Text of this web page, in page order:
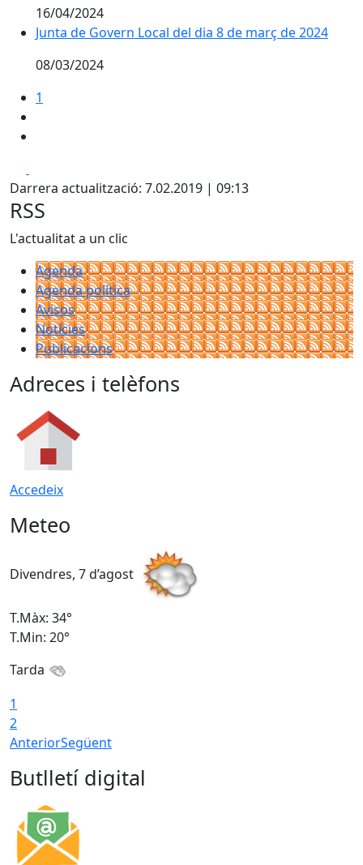
16/04/2024
Junta de Govern Local del dia 8 de març de 2024
08/03/2024
1
Darrera actualització: 7.02.2019 | 09:13
RSS
L'actualitat a un clic
Agenda
Agenda política
Avisos
Notícies
Publicacions
Adreces i telèfons
Accedeix
Meteo
Divendres, 7 d’agost
T.Màx: 34°
T.Min: 20°
Tarda
1
2
AnteriorSegüent
Butlletí digital